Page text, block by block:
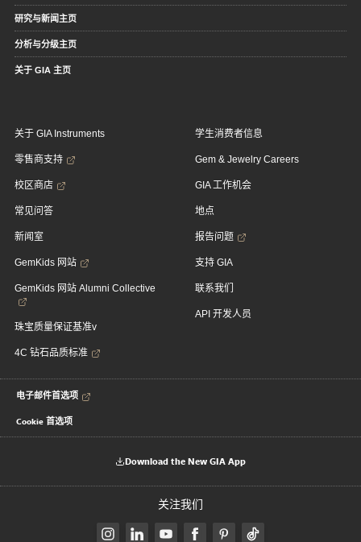
研究与新闻主页
分析与分级主页
关于 GIA 主页
关于 GIA Instruments
零售商支持
校区商店
常见问答
新闻室
GemKids 网站
GemKids 网站 Alumni Collective
珠宝质量保证基准v
4C 钻石品质标准
学生消费者信息
Gem & Jewelry Careers
GIA 工作机会
地点
报告问题
支持 GIA
联系我们
API 开发人员
电子邮件首选项
Cookie 首选项
Download the New GIA App
关注我们